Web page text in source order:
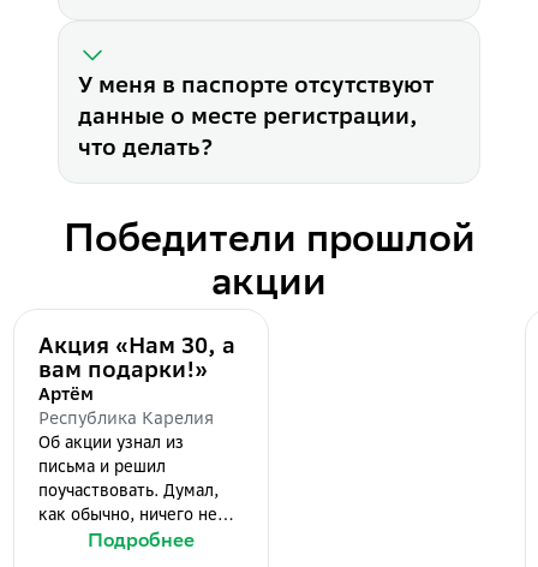
У меня в паспорте отсутствуют
данные о месте регистрации,
что делать?
Победители прошлой
акции
Акция «Нам 30, а
вам подарки!»
Артём
Республика Карелия
Об акции узнал из
письма и решил
поучаствовать. Думал,
как обычно, ничего не
выиграю. Когда
Подробнее